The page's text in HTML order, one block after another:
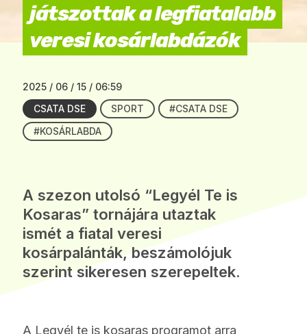
játszottak a legfiatalabb
veresi kosárlabdázók
2025 / 06 / 15 / 06:59
CSATA DSE
SPORT
#CSATA DSE
#KOSÁRLABDA
A szezon utolsó “Legyél Te is
Kosaras” tornájára utaztak
ismét a fiatal veresi
kosárpalánták, beszámolójuk
szerint sikeresen szerepeltek.
A Legyél te is kosaras programot arra